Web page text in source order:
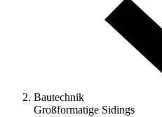
Bautechnik
Großformatige Sidings